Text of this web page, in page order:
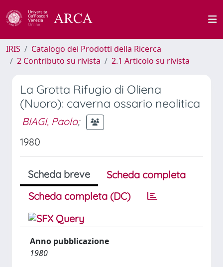
IRIS
Catalogo dei Prodotti della Ricerca
2 Contributo su rivista
2.1 Articolo su rivista
La Grotta Rifugio di Oliena
(Nuoro): caverna ossario neolitica
BIAGI, Paolo;
1980
Scheda breve
Scheda completa
Scheda completa (DC)
Anno pubblicazione
1980